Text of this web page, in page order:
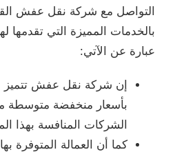
التواصل مع شركة نقل عفش
بالخدمات المميزة التي تقدمها
عبارة عن الآتي:
إن شركة نقل عفش تتميز
بأسعار منخفضة متوسطة
الشركات المنافسة بهذا
كما أن العمالة المتوفرة